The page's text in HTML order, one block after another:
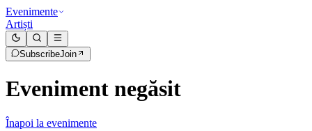
Evenimente
Artiști
SubscribeJoin
Eveniment negăsit
Înapoi la evenimente